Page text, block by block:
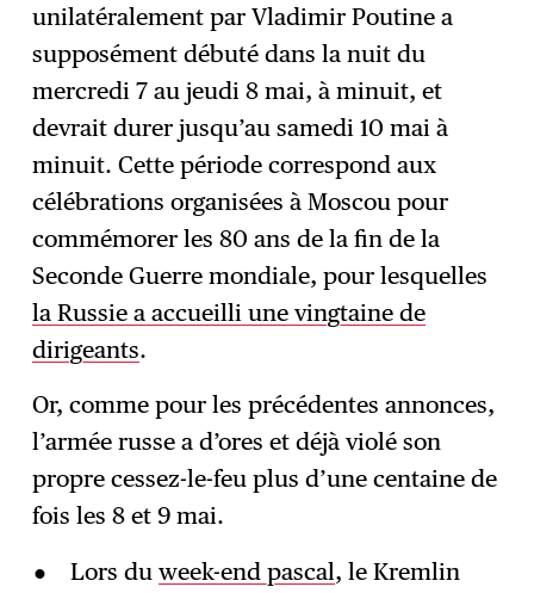
→ S'abonner
unilatéralement par Vladimir Poutine a
supposément débuté dans la nuit du
mercredi 7 au jeudi 8 mai, à minuit, et
devrait durer jusqu’au samedi 10 mai à
minuit. Cette période correspond aux
célébrations organisées à Moscou pour
commémorer les 80 ans de la fin de la
Seconde Guerre mondiale, pour lesquelles
la Russie a accueilli une vingtaine de
dirigeants.
Or, comme pour les précédentes annonces,
l’armée russe a d’ores et déjà violé son
propre cessez-le-feu plus d’une centaine de
fois les 8 et 9 mai.
Lors du week-end pascal, le Kremlin